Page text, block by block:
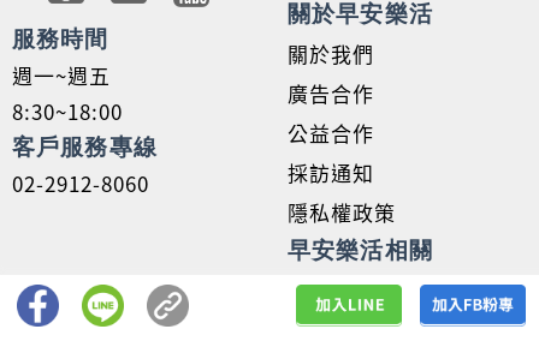
服務時間
週一~週五
8:30~18:00
客戶服務專線
02-2912-8060
關於早安樂活
關於我們
廣告合作
公益合作
採訪通知
隱私權政策
早安樂活相關
早安健康
早安健康嚴選